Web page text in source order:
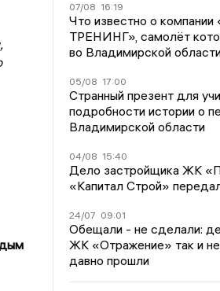
07/08 16:19
Что известно о
ТРЕНИНГ», самолёт
во Владимирской
05/08 17:00
Странный презент для
подробности истории о
Владимирской области
04/08 15:40
Дело застройщика ЖК
«Капитал Строй»
24/07 09:01
Обещали - не сделали:
ЖК «Отражение» так и
давно прошли